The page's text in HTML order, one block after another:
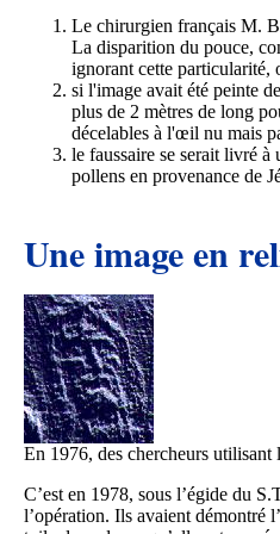
Le chirurgien français M.
La disparition du pouce,
ignorant cette particularité,
si l'image avait été peinte
plus de 2 mètres de long
décelables à l'œil nu mais
le faussaire se serait livré
pollens en provenance de
Une image en
En 1976, des chercheurs
C’est en 1978, sous l’égide du
l’opération. Ils avaient démontré